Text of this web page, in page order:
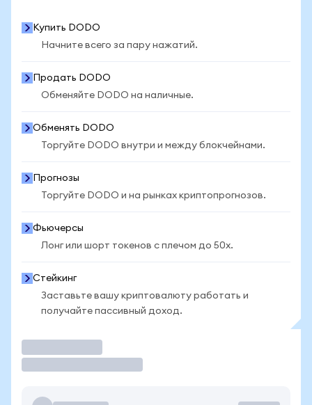
Купить DODO
Начните всего за пару нажатий.
Продать DODO
Обменяйте DODO на наличные.
Обменять DODO
Торгуйте DODO внутри и между блокчейнами.
Прогнозы
Торгуйте DODO и на рынках криптопрогнозов.
Фьючерсы
Лонг или шорт токенов с плечом до 50x.
Стейкинг
Заставьте вашу криптовалюту работать и
получайте пассивный доход.